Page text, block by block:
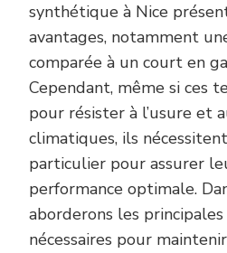
synthétique à Nice
avantages, notamment
comparée à un court en
Cependant, même si ces
pour résister à l’usure et
climatiques, ils
particulier pour assurer
performance optimale.
aborderons les
nécessaires pour